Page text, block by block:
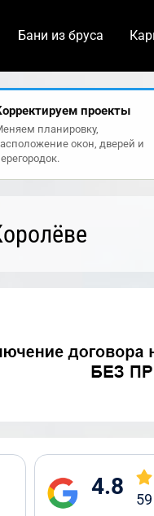
Бани из бруса
проекты
планировку,
окон, дверей и
4.8 59